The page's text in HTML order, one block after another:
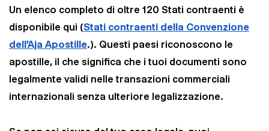
Un elenco completo di oltre 120 Stati contraenti è
disponibile qui (Stati contraenti della Convenzione
dell'Aja Apostille.). Questi paesi riconoscono le
apostille, il che significa che i tuoi documenti sono
legalmente validi nelle transazioni commerciali
internazionali senza ulteriore legalizzazione.
ALLE AKZEPTIEREN